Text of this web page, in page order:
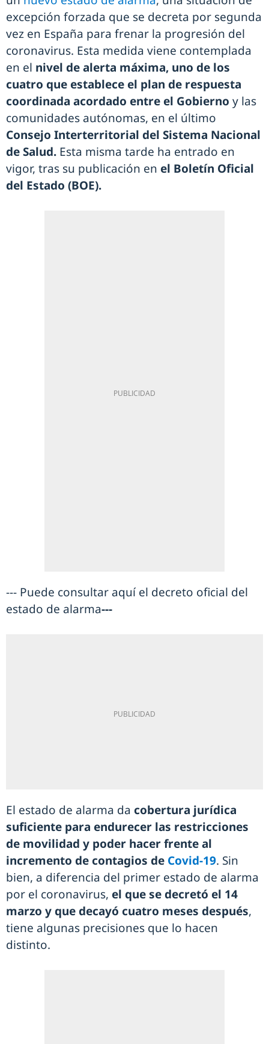
excepción forzada que se decreta por segunda
vez en España para frenar la progresión del
coronavirus. Esta medida viene contemplada
en el nivel de alerta máxima, uno de los
cuatro que establece el plan de respuesta
coordinada acordado entre el Gobierno y las
comunidades autónomas, en el último
Consejo Interterritorial del Sistema Nacional
de Salud. Esta misma tarde ha entrado en
vigor, tras su publicación en el Boletín Oficial
del Estado (BOE).
--- Puede consultar aquí el decreto oficial del
estado de alarma---
El estado de alarma da cobertura jurídica
suficiente para endurecer las restricciones
de movilidad y poder hacer frente al
incremento de contagios de Covid-19. Sin
bien, a diferencia del primer estado de alarma
por el coronavirus, el que se decretó el 14
marzo y que decayó cuatro meses después,
tiene algunas precisiones que lo hacen
distinto.